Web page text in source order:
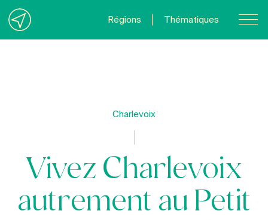
Régions Thématiques
Charlevoix
Vivez Charlevoix
autrement au Petit